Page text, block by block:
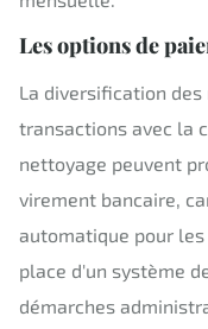
Les options de
La diversification
transactions avec la
nettoyage peuvent
virement bancaire,
automatique pour
place d'un système
démarches